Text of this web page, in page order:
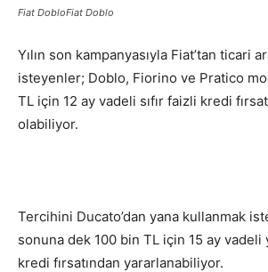
Fiat DobloFiat Doblo
Yılın son kampanyasıyla Fiat’tan ticari
isteyenler; Doblo, Fiorino ve Pratico
TL için 12 ay vadeli sıfır faizli kredi
olabiliyor.
Tercihini Ducato’dan yana kullanmak
sonuna dek 100 bin TL için 15 ay
kredi fırsatından yararlanabiliyor.